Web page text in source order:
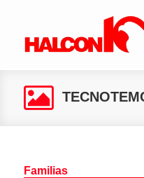
Familias